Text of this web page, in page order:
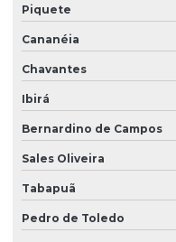
Piquete
Cananéia
Chavantes
Ibirá
Bernardino de Campos
Sales Oliveira
Tabapuã
Pedro de Toledo